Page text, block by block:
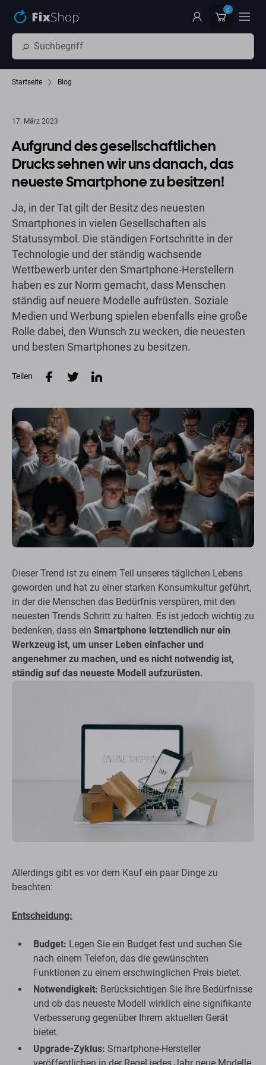
0
Startseite Blog
17. März 2023
Teilen
Aufgrund des gesellschaftlichen
Drucks sehnen wir uns danach, das
neueste Smartphone zu besitzen!
Ja, in der Tat gilt der Besitz des neuesten
Smartphones in vielen Gesellschaften als
Statussymbol. Die ständigen Fortschritte in der
Technologie und der ständig wachsende
Wettbewerb unter den Smartphone-Herstellern
haben es zur Norm gemacht, dass Menschen
ständig auf neuere Modelle aufrüsten. Soziale
Medien und Werbung spielen ebenfalls eine große
Rolle dabei, den Wunsch zu wecken, die neuesten
und besten Smartphones zu besitzen.
Dieser Trend ist zu einem Teil unseres täglichen Lebens
geworden und hat zu einer starken Konsumkultur geführt,
in der die Menschen das Bedürfnis verspüren, mit den
neuesten Trends Schritt zu halten. Es ist jedoch wichtig zu
bedenken, dass ein Smartphone letztendlich nur ein
Werkzeug ist, um unser Leben einfacher und
angenehmer zu machen, und es nicht notwendig ist,
ständig auf das neueste Modell aufzurüsten.
Allerdings gibt es vor dem Kauf ein paar Dinge zu
beachten:
Entscheidung:
Budget: Legen Sie ein Budget fest und suchen Sie
nach einem Telefon, das die gewünschten
Funktionen zu einem erschwinglichen Preis bietet.
Notwendigkeit: Berücksichtigen Sie Ihre Bedürfnisse
und ob das neueste Modell wirklich eine signifikante
Verbesserung gegenüber Ihrem aktuellen Gerät
bietet.
Upgrade-Zyklus: Smartphone-Hersteller